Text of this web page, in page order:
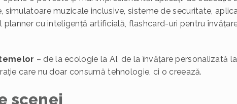
muzicale inclusive, sisteme de securitate,
planner cu inteligență artificială, flashcard-uri pentru
– de la ecologie la AI, de la învățare personalizată
care nu doar consumă tehnologie, ci o creează.
scenei